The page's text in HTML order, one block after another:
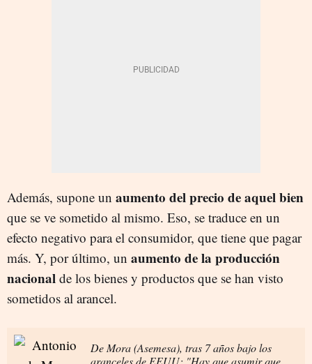
Además, supone un aumento del precio de aquel bien
que se ve sometido al mismo. Eso, se traduce en un
efecto negativo para el consumidor, que tiene que pagar
más. Y, por último, un aumento de la producción
nacional de los bienes y productos que se han visto
sometidos al arancel.
De Mora (Asemesa), tras 7 años bajo los
aranceles de EEUU: "Hay que asumir que